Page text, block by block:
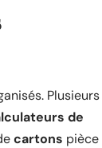
Plusieurs
de
cartons pièce